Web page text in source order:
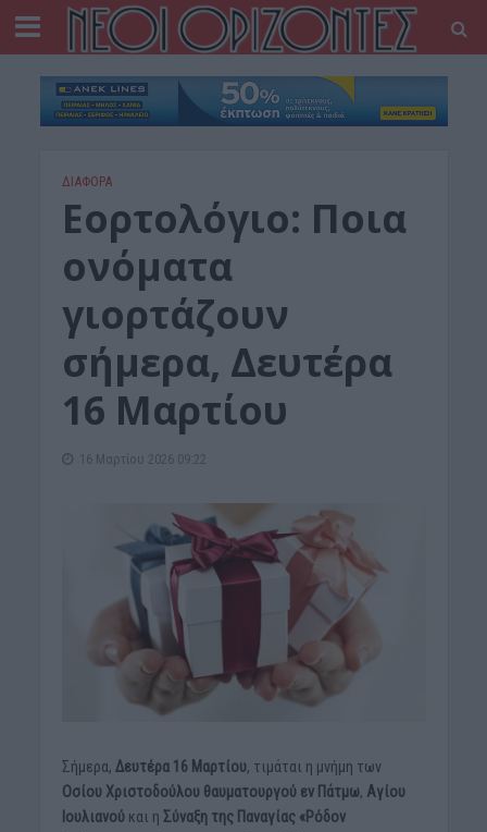
ΔΙΆΦΟΡΑ
Εορτολόγιο: Ποια
ονόματα
γιορτάζουν
σήμερα, Δευτέρα
16 Μαρτίου
16 Μαρτίου 2026 09:22
Σήμερα, Δευτέρα 16 Μαρτίου, τιμάται η μνήμη των
Οσίου Χριστοδούλου θαυματουργού εν Πάτμω, Αγίου
Ιουλιανού και η Σύναξη της Παναγίας «Ρόδον